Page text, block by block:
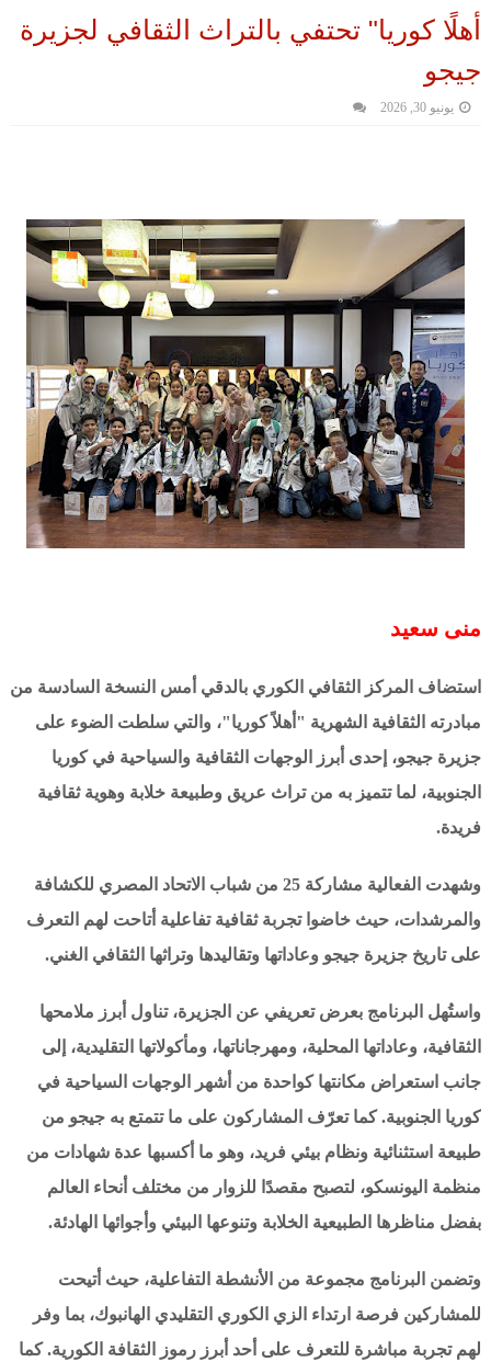
أهلًا كوريا" تحتفي بالتراث الثقافي لجزيرة
جيجو
يونيو 30, 2026
منى سعيد
استضاف المركز الثقافي الكوري بالدقي أمس النسخة السادسة من
مبادرته الثقافية الشهرية "أهلاً كوريا"، والتي سلطت الضوء على
جزيرة جيجو، إحدى أبرز الوجهات الثقافية والسياحية في كوريا
الجنوبية، لما تتميز به من تراث عريق وطبيعة خلابة وهوية ثقافية
فريدة.
وشهدت الفعالية مشاركة 25 من شباب الاتحاد المصري للكشافة
والمرشدات، حيث خاضوا تجربة ثقافية تفاعلية أتاحت لهم التعرف
على تاريخ جزيرة جيجو وعاداتها وتقاليدها وتراثها الثقافي الغني.
واستُهل البرنامج بعرض تعريفي عن الجزيرة، تناول أبرز ملامحها
الثقافية، وعاداتها المحلية، ومهرجاناتها، ومأكولاتها التقليدية، إلى
جانب استعراض مكانتها كواحدة من أشهر الوجهات السياحية في
كوريا الجنوبية. كما تعرّف المشاركون على ما تتمتع به جيجو من
طبيعة استثنائية ونظام بيئي فريد، وهو ما أكسبها عدة شهادات من
منظمة اليونسكو، لتصبح مقصدًا للزوار من مختلف أنحاء العالم
بفضل مناظرها الطبيعية الخلابة وتنوعها البيئي وأجوائها الهادئة.
وتضمن البرنامج مجموعة من الأنشطة التفاعلية، حيث أتيحت
للمشاركين فرصة ارتداء الزي الكوري التقليدي الهانبوك، بما وفر
لهم تجربة مباشرة للتعرف على أحد أبرز رموز الثقافة الكورية. كما